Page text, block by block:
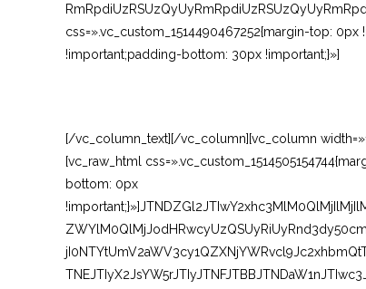
css=».vc_custom_1514490467252{margin-top:
!important;padding-bottom: 30px !important;}»]
[/vc_column_text][/vc_column][vc_column
[vc_raw_html
bottom: 0px